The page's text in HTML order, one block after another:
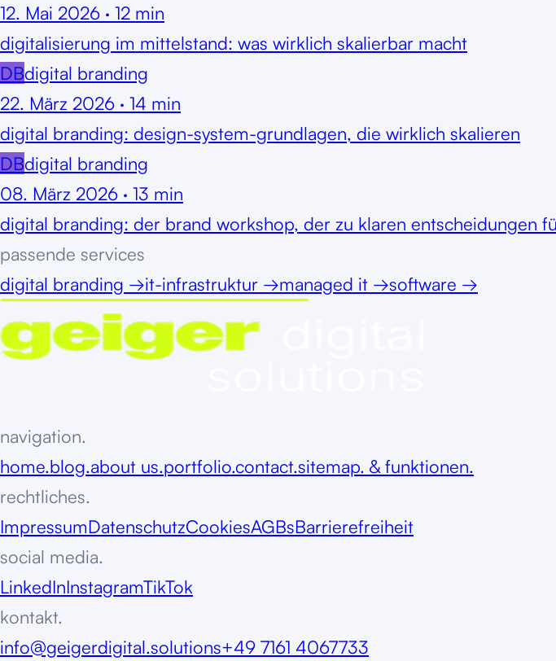
12. Mai 2026 · 12 min
digitalisierung im mittelstand: was wirklich skalierbar macht
DBdigital branding
22. März 2026 · 14 min
digital branding: design-system-grundlagen, die wirklich skalieren
DBdigital branding
08. März 2026 · 13 min
digital branding: der brand workshop, der zu klaren entscheidungen
passende services
digital branding →it-infrastruktur →managed it →software →
navigation.
home.blog.about us.portfolio.contact.sitemap. & funktionen.
rechtliches.
ImpressumDatenschutzCookiesAGBsBarrierefreiheit
social media.
LinkedInInstagramTikTok
kontakt.
info@geigerdigital.solutions+49 7161 4067733